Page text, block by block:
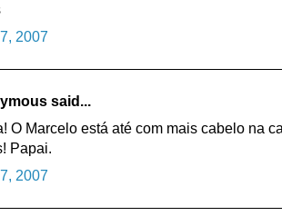
2007
said...
O Marcelo está até com mais cabelo na
Papai.
2007